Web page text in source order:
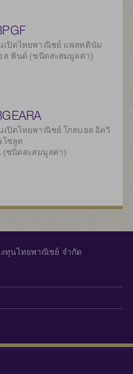
เปิดไทยพาณิชย์ แพลทตินัม
ล ฟันด์ (ชนิดสะสมมูลค่า)
เปิดไทยพาณิชย์ โกลบอล อิควิ
โซลูท
(ชนิดสะสมมูลค่า)
งทุนไทยพาณิชย์ จำกัด